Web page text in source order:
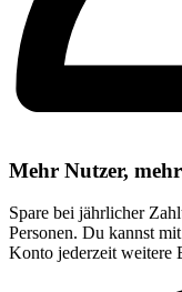
Mehr Nutzer,
Spare bei jährlicher
Personen. Du kannst
Konto jederzeit weitere